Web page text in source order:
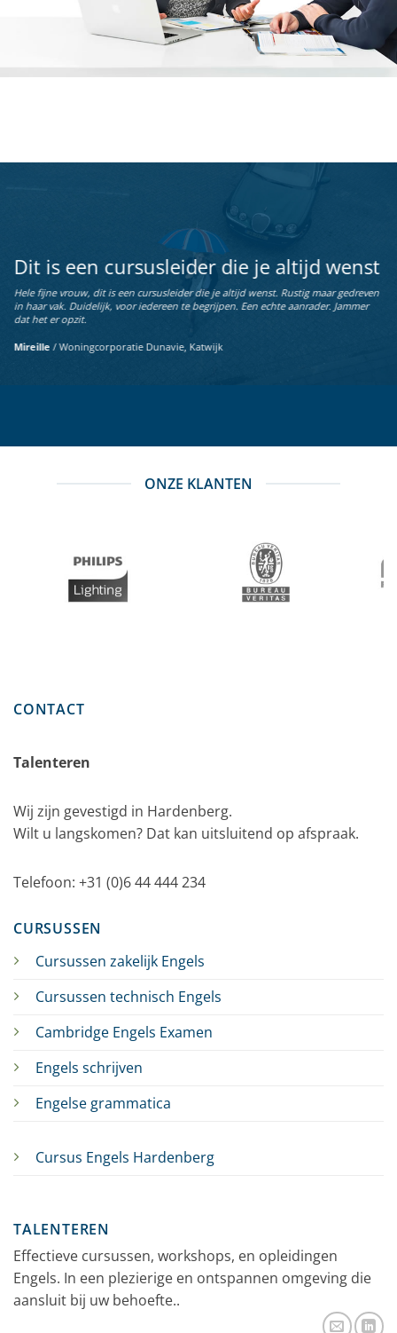
Dit is een cursusleider die je altijd wenst
Hele fijne vrouw, dit is een cursusleider die je altijd wenst. Rustig maar gedreven
in haar vak. Duidelijk, voor iedereen te begrijpen. Een echte aanrader. Jammer
dat het er opzit.
Mireille /Woningcorporatie Dunavie, Katwijk
ONZE KLANTEN
CONTACT
Talenteren
Wij zijn gevestigd in Hardenberg.
Wilt u langskomen? Dat kan uitsluitend op afspraak.
Telefoon: +31 (0)6 44 444 234
CURSUSSEN
Cursussen zakelijk Engels
Cursussen technisch Engels
Cambridge Engels Examen
Engels schrijven
Engelse grammatica
Cursus Engels Hardenberg
TALENTEREN
Effectieve cursussen, workshops, en opleidingen
Engels. In een plezierige en ontspannen omgeving die
aansluit bij uw behoefte..